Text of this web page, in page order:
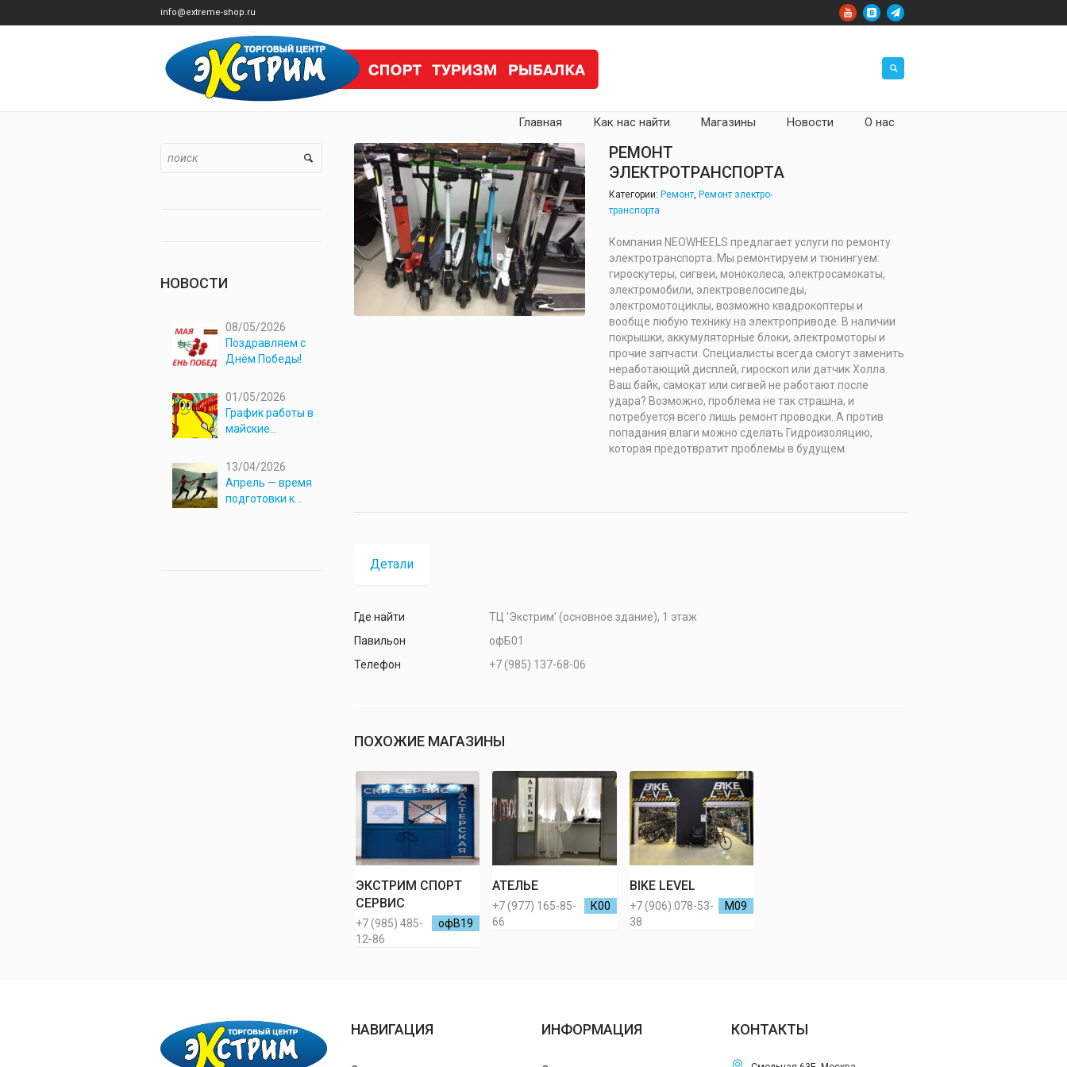
info@extreme-shop.ru
Главная Как нас найти Магазины Новости О нас
РЕМОНТ
ЭЛЕКТРОТРАНСПОРТА
Категории: Ремонт, Ремонт электро-
транспорта
Компания NEOWHEELS предлагает услуги по ремонту
электротранспорта. Мы ремонтируем и тюнингуем:
гироскутеры, сигвеи, моноколеса, электросамокаты,
электромобили, электровелосипеды,
электромотоциклы, возможно квадрокоптеры и
вообще любую технику на электроприводе. В наличии
покрышки, аккумуляторные блоки, электромоторы и
прочие запчасти. Специалисты всегда смогут заменить
неработающий дисплей, гироскоп или датчик Холла.
Ваш байк, самокат или сигвей не работают после
удара? Возможно, проблема не так страшна, и
потребуется всего лишь ремонт проводки. А против
попадания влаги можно сделать Гидроизоляцию,
которая предотвратит проблемы в будущем.
Детали
Где найти
ТЦ 'Экстрим' (основное здание), 1 этаж
Павильон
офБ01
Телефон
+7 (985) 137-68-06
ПОХОЖИЕ МАГАЗИНЫ
ЭКСТРИМ СПОРТ
СЕРВИС
офВ19
+7 (985) 485-
12-86
АТЕЛЬЕ
К00
+7 (977) 165-85-
66
BIKE LEVEL
М09
+7 (906) 078-53-
38
НОВОСТИ
08/05/2026
Поздравляем с
Днём Победы!
01/05/2026
График работы в
майские
13/04/2026
Апрель — время
подготовки к
НАВИГАЦИЯ ИНФОРМАЦИЯ КОНТАКТЫ